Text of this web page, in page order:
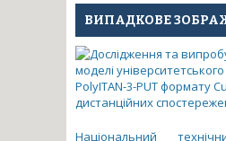
ВИПАДКОВЕ
Національний